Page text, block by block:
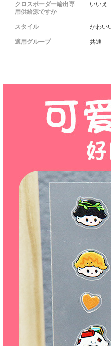
クロスボーダー輸出専
用供給源ですか
いいえ
スタイル かわい
適用グループ 共通